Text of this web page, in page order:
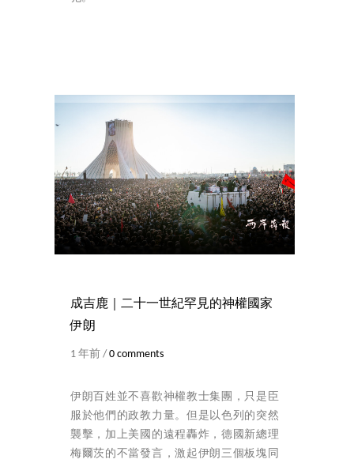
成吉鹿｜二十一世紀罕見的神權國家
伊朗
1 年前 / 0 comments
伊朗百姓並不喜歡神權教士集團，只是臣
服於他們的政教力量。但是以色列的突然
襲擊，加上美國的遠程轟炸，德國新總理
梅爾茨的不當發言，激起伊朗三個板塊同